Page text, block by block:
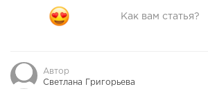
Как вам статья?
Автор
Светлана Григорьева